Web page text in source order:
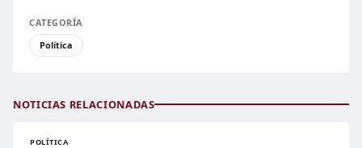
CATEGORÍA
Política
NOTICIAS RELACIONADAS
POLÍTICA